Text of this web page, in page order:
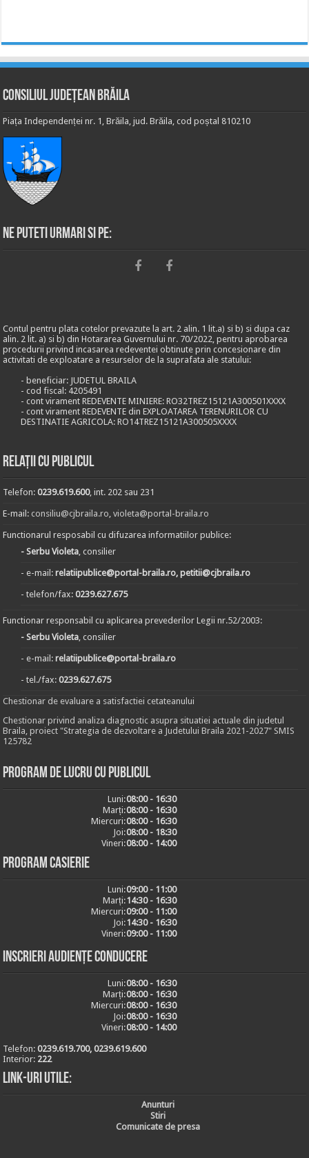
Consiliul Județean Brăila
Piața Independenței nr. 1, Brăila, jud. Brăila, cod poștal 810210
Ne puteti urmari si pe:
Contul pentru plata cotelor prevazute la art. 2 alin. 1 lit.a) si b) si dupa caz
alin. 2 lit. a) si b) din Hotararea Guvernului nr. 70/2022, pentru aprobarea
procedurii privind incasarea redeventei obtinute prin concesionare din
activitati de exploatare a resurselor de la suprafata ale statului:
- beneficiar: JUDETUL BRAILA
- cod fiscal: 4205491
- cont virament REDEVENTE MINIERE: RO32TREZ15121A300501XXXX
- cont virament REDEVENTE din EXPLOATAREA TERENURILOR CU
DESTINATIE AGRICOLA: RO14TREZ15121A300505XXXX
Relații cu publicul
Telefon:0239.619.600, int. 202 sau 231
E-mail:consiliu@cjbraila.ro,violeta@portal-braila.ro
Functionarul resposabil cu difuzarea informatiilor publice:
- Serbu Violeta, consilier
- e-mail:relatiipublice@portal-braila.ro, petitii@cjbraila.ro
- telefon/fax:0239.627.675
Functionar responsabil cu aplicarea prevederilor Legii nr.52/2003:
- Serbu Violeta, consilier
- e-mail:relatiipublice@portal-braila.ro
- tel./fax:0239.627.675
Chestionar de evaluare a satisfactiei cetateanului
Chestionar privind analiza diagnostic asupra situatiei actuale din judetul
Braila, proiect "Strategia de dezvoltare a Judetului Braila 2021-2027" SMIS
125782
Program de lucru cu publicul
Luni:08:00 - 16:30
Marți:08:00 - 16:30
Miercuri:08:00 - 16:30
Joi:08:00 - 18:30
Vineri:08:00 - 14:00
Program casierie
Luni:09:00 - 11:00
Marți:14:30 - 16:30
Miercuri:09:00 - 11:00
Joi:14:30 - 16:30
Vineri:09:00 - 11:00
Inscrieri audiențe conducere
Luni:08:00 - 16:30
Marți:08:00 - 16:30
Miercuri:08:00 - 16:30
Joi:08:00 - 16:30
Vineri:08:00 - 14:00
Telefon:0239.619.700, 0239.619.600
Interior: 222
Link-uri utile:
Anunturi
Stiri
Comunicate de presa